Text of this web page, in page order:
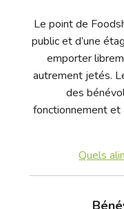
Le point de
public et d’une
emporter
autrement jetés.
des
fonctionnement et
Quels